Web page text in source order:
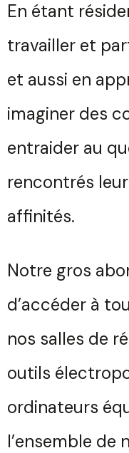
En étant
travailler et
et aussi en
imaginer des
entraider au
rencontrés
affinités.
Notre gros
d’accéder à
nos salles de
outils
ordinateurs
l’ensemble de